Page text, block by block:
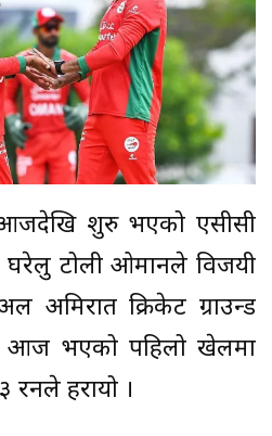
आजदेखि शुरु भएको एसीसी
घरेलु टोली ओमानले विजयी
अमिरात क्रिकेट ग्राउन्ड
आज भएको पहिलो खेलमा
हरायो ।